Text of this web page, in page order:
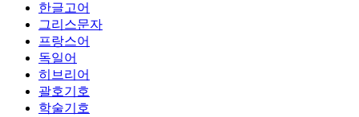
한글고어
그리스문자
프랑스어
독일어
히브리어
괄호기호
학술기호